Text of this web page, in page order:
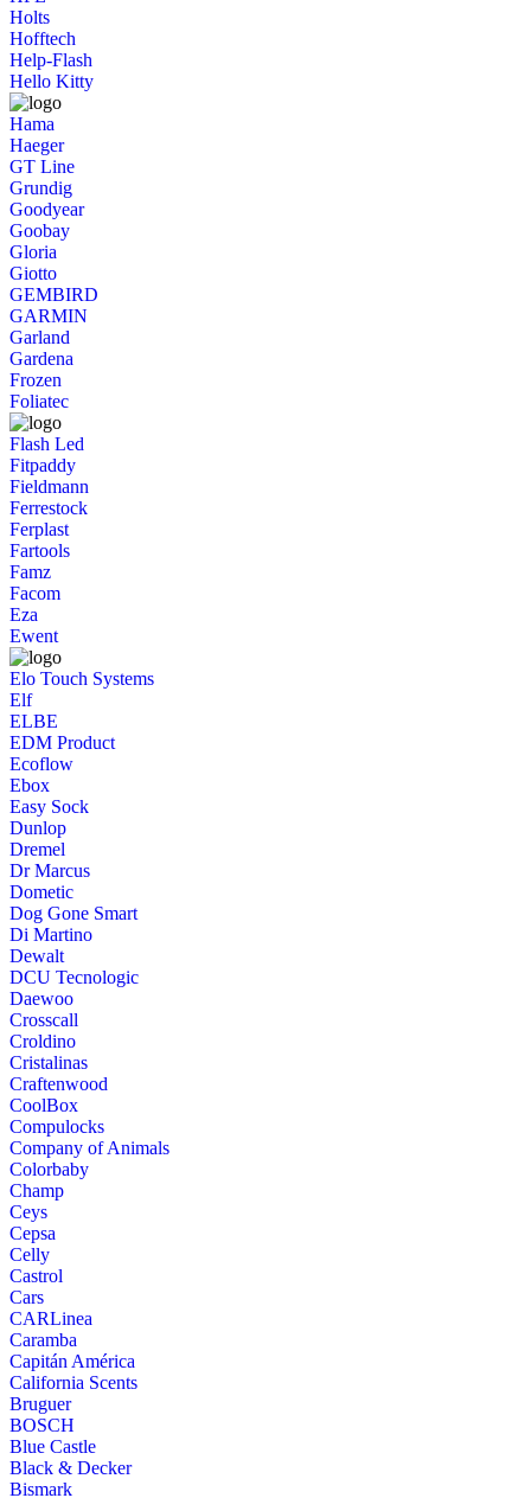
Holts
Hofftech
Help-Flash
Hello Kitty
Hama
Haeger
GT Line
Grundig
Goodyear
Goobay
Gloria
Giotto
GEMBIRD
GARMIN
Garland
Gardena
Frozen
Foliatec
Flash Led
Fitpaddy
Fieldmann
Ferrestock
Ferplast
Fartools
Famz
Facom
Eza
Ewent
Elo Touch Systems
Elf
ELBE
EDM Product
Ecoflow
Ebox
Easy Sock
Dunlop
Dremel
Dr Marcus
Dometic
Dog Gone Smart
Di Martino
Dewalt
DCU Tecnologic
Daewoo
Crosscall
Croldino
Cristalinas
Craftenwood
CoolBox
Compulocks
Company of Animals
Colorbaby
Champ
Ceys
Cepsa
Celly
Castrol
Cars
CARLinea
Caramba
Capitán América
California Scents
Bruguer
BOSCH
Blue Castle
Black & Decker
Bismark